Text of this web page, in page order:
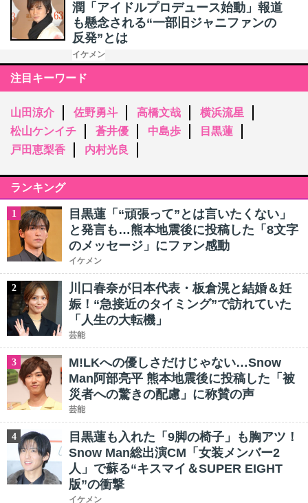
潤「アイドルプロデュース始動」報道
も懸念される“一部旧ジャニファンの
反発”とは
イケメン
注目キーワード
山田涼介 佐野勇斗 高橋文哉
横浜流星
松山ケンイチ
蒼井優 中島歩
目黒蓮
戸田恵梨香
内村光良
ランキング
1
目黒蓮「“頑張って”とは言いたくない」
と発言も…熊本地震後に投稿した「8文字
のメッセージ」にファン感動
イケメン
2
川口春奈が日本代表・板倉滉と結婚＆妊
娠！“急接近のタイミング”で訪れていた
「人生の大転機」
芸能
3
M!LKへの優しさだけじゃない…Snow
Man阿部亮平 熊本地震後に投稿した「被
災者への驚きの配慮」に称賛の声
芸能
4
目黒蓮も入れた「9脚の椅子」も胸アツ！
Snow Man総出演CM「女装メンバー2
人」で蘇る“キスマイ＆SUPER EIGHT
版”の衝撃
イケメン